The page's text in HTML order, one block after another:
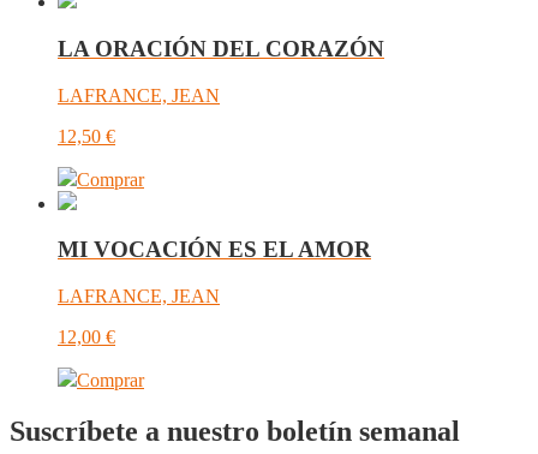
LA ORACIÓN DEL CORAZÓN
LAFRANCE, JEAN
12,50 €
Comprar
MI VOCACIÓN ES EL AMOR
LAFRANCE, JEAN
12,00 €
Comprar
Suscríbete a nuestro boletín semanal